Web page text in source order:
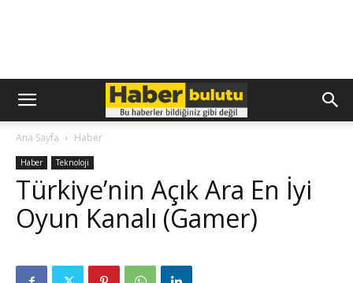
Ana Sayfa Haber
Haber Teknoloji
Türkiye’nin Açık Ara En İyi
Oyun Kanalı (Gamer)